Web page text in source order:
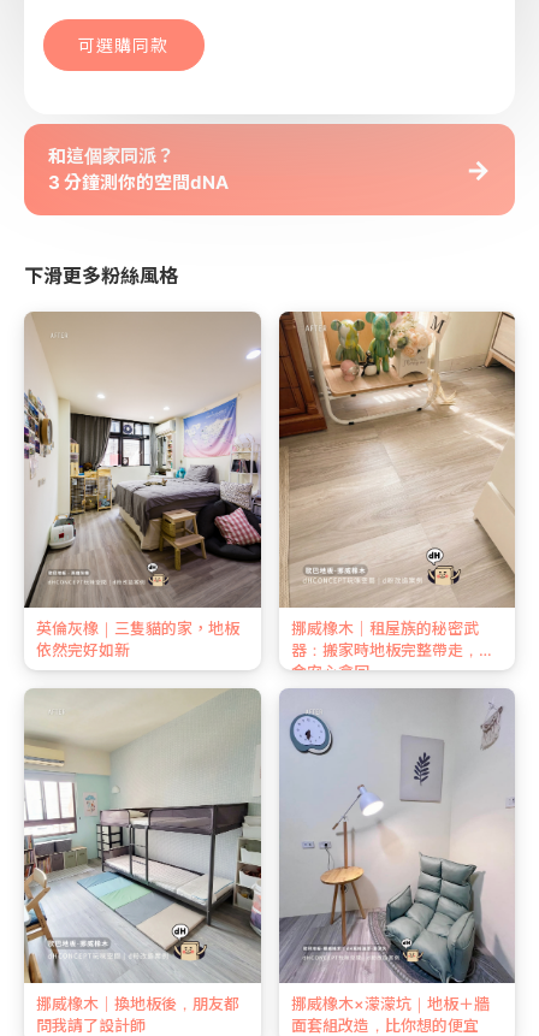
可選購同款
和這個家同派？
3 分鐘測你的空間dNA
→
下滑更多粉絲風格
英倫灰橡｜三隻貓的家，地板
依然完好如新
挪威橡木｜租屋族的秘密武
器：搬家時地板完整帶走，押
金安心拿回
挪威橡木｜換地板後，朋友都
問我請了設計師
挪威橡木×濛濛坑｜地板＋牆
面套組改造，比你想的便宜